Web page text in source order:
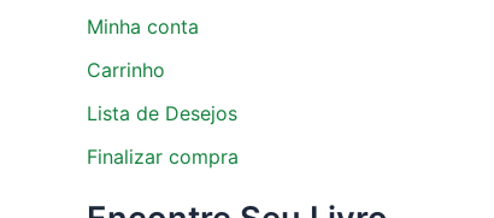
Minha conta
Carrinho
Lista de Desejos
Finalizar compra
g
o
r
a